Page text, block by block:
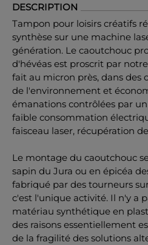
DESCRIPTION
Tampon pour loisirs créatifs
synthèse sur une machine
génération. Le caoutchouc
d'hévéas est proscrit par
fait au micron près, dans des
de l'environnement et
émanations contrôlées par
faible consommation
faisceau laser, récupération
Le montage du caoutchouc
sapin du Jura ou en épicéa
fabriqué par des tourneurs
c'est l'unique activité. Il n'y a
matériau synthétique en
des raisons essentiellement
de la fragilité des solutions